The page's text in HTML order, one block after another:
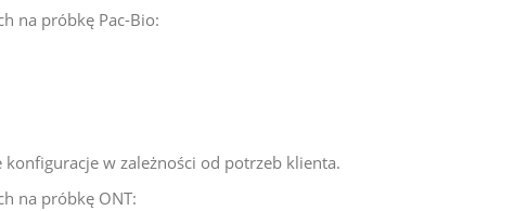
na próbkę Pac-Bio:
w zależności od potrzeb klienta.
na próbkę ONT: